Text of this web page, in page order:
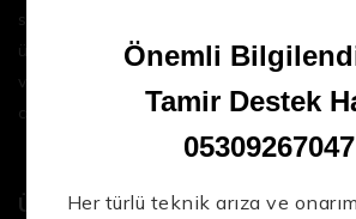
sektördeki en son teknolojileri ve yüksek
ürünleri bir araya getirerek iş
verimli ve sorunsuz hale getirmenize
oluyoruz.
Ürünler
Önemli
Tamir Destek
05309267047
Her türlü teknik arıza ve